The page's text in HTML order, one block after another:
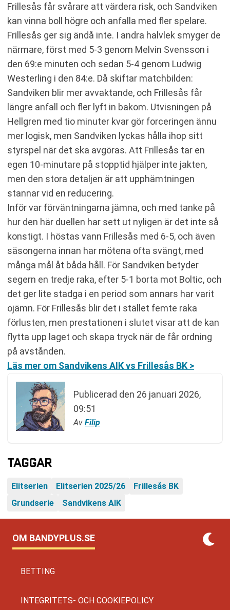
Frillesås får svårare att värdera risk, och Sandviken
kan vinna boll högre och anfalla med fler spelare.
Frillesås ger sig ändå inte. I andra halvlek smyger de
närmare, först med 5-3 genom Melvin Svensson i
den 69:e minuten och sedan 5-4 genom Ludwig
Westerling i den 84:e. Då skiftar matchbilden:
Sandviken blir mer avvaktande, och Frillesås får
längre anfall och fler lyft in bakom. Utvisningen på
Hellgren med tio minuter kvar gör forceringen ännu
mer logisk, men Sandviken lyckas hålla ihop sitt
styrspel när det ska avgöras. Att Frillesås tar en
egen 10-minutare på stopptid hjälper inte jakten,
men den stora detaljen är att upphämtningen
stannar vid en reducering.
Inför var förväntningarna jämna, och med tanke på
hur den här duellen har sett ut nyligen är det inte så
konstigt. I höstas vann Frillesås med 6-5, och även
säsongerna innan har mötena ofta svängt, med
många mål åt båda håll. För Sandviken betyder
segern en tredje raka, efter 5-1 borta mot Boltic, och
det ger lite stadga i en period som annars har varit
ojämn. För Frillesås blir det i stället femte raka
förlusten, men prestationen i slutet visar att de kan
flytta upp laget och skapa tryck när de får ordning
på avstånden.
Läs mer om Sandvikens AIK vs Frillesås BK >
Publicerad den 26 januari 2026,
09:51
Av Filip
TAGGAR
Elitserien Elitserien 2025/26
Frillesås BK
Grundserie
Sandvikens AIK
OM BANDYPLUS.SE
BETTING
INTEGRITETS- OCH COOKIEPOLICY